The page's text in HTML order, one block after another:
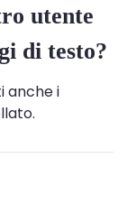
utente
di testo?
anche i